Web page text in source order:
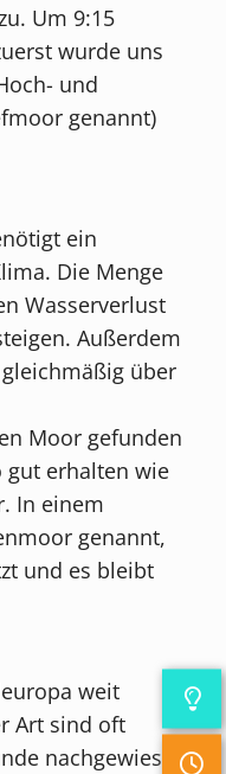
Um 9:15
wurde uns
und
genannt)
ein
Die Menge
Wasserverlust
Außerdem
über
Moor gefunden
erhalten wie
In einem
genannt,
und es bleibt
weit
Art sind oft
nachgewiesen